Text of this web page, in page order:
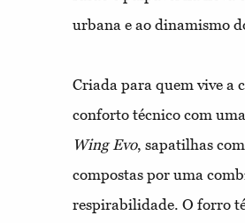
urbana e ao dinamismo
Criada para quem vive a
conforto técnico com
Wing Evo, sapatilhas
compostas por uma
respirabilidade. O forro